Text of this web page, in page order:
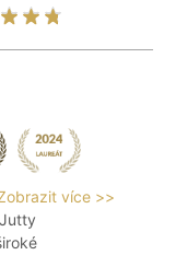
více >>